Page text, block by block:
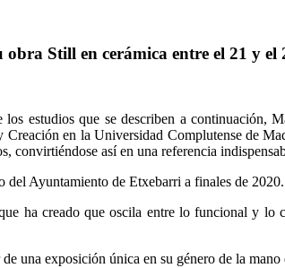
Still en cerámica entre el 21 y el
estudios que se describen a
en la Universidad Complutense de
convirtiéndose así en una referencia
del Ayuntamiento de Etxebarri a finales de 2020.
ha creado que oscila entre lo funcional y lo
una exposición única en su género de la